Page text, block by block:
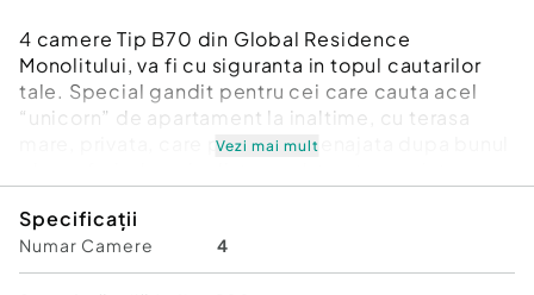
4 camere Tip B70 din Global Residence
Monolitului, va fi cu siguranta in topul cautarilor
tale. Special gandit pentru cei care cauta acel
“unicorn” de apartament la inaltime, cu terasa
mare, privata, care poate fi amenajata dupa bunul
16.65 x 6.05) pe care te poti desfasura dupa
bunul plac. O poti lasa ca atare, deschisa, ori o
poti inchide partial cu sticla si pergole
Vezi mai mult
Specificații
Numar Camere 4